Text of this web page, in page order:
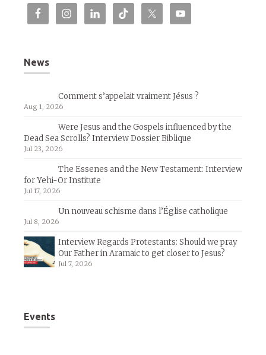
News
Comment s’appelait vraiment Jésus ?
Aug 1, 2026
Were Jesus and the Gospels influenced by the
Dead Sea Scrolls? Interview Dossier Biblique
Jul 23, 2026
The Essenes and the New Testament: Interview
for Yehi-Or Institute
Jul 17, 2026
Un nouveau schisme dans l’Église catholique
Jul 8, 2026
Interview Regards Protestants: Should we pray
Our Father in Aramaic to get closer to Jesus?
Jul 7, 2026
Events